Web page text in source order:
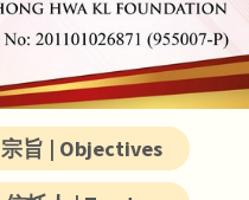
宗旨 | Objectives